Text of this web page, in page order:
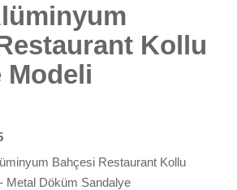
Kollu
Modeli
Bahçesi Restaurant Kollu
Metal Döküm Sandalye